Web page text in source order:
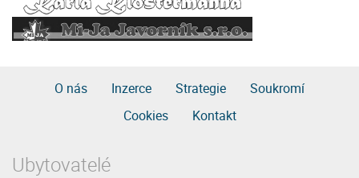
O nás Inzerce Strategie
Soukromí
Cookies
Kontakt
Ubytovatelé